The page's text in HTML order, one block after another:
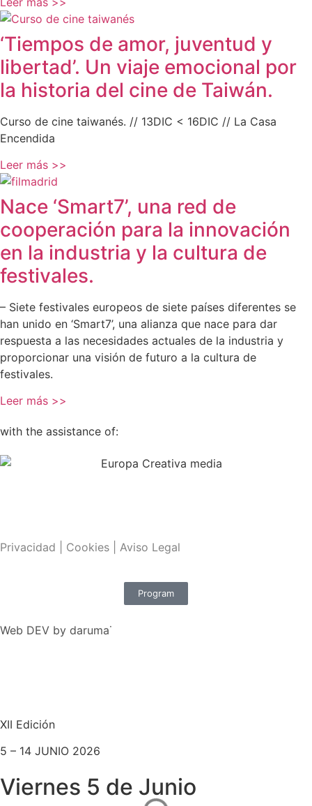
‘Tiempos de amor, juventud y
libertad’. Un viaje emocional por
la historia del cine de Taiwán.
Curso de cine taiwanés. // 13DIC < 16DIC // La Casa
Encendida
Leer más >>
Nace ‘Smart7’, una red de
cooperación para la innovación
en la industria y la cultura de
festivales.
– Siete festivales europeos de siete países diferentes se
han unido en ‘Smart7’, una alianza que nace para dar
respuesta a las necesidades actuales de la industria y
proporcionar una visión de futuro a la cultura de
festivales.
Leer más >>
with the assistance of:
Privacidad Cookies Aviso Legal
Program
Web DEV by daruma˙
XII Edición
5 – 14 JUNIO 2026
Viernes 5 de Junio